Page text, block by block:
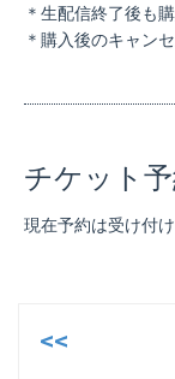
＊生配信終了後も
＊購入後のキャン
チケット
現在予約は受け付け
<<